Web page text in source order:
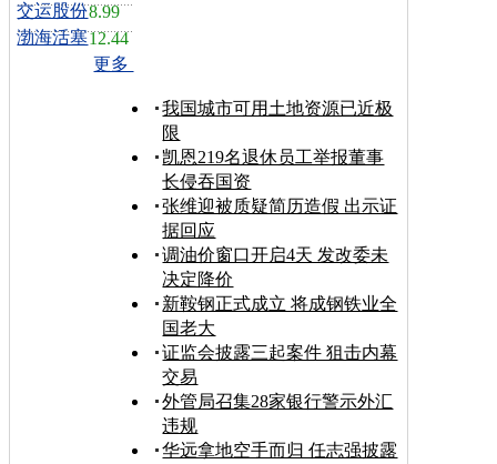
交运股份8.99
渤海活塞12.44
更多
我国城市可用土地资源已近极
限
凯恩219名退休员工举报董事
长侵吞国资
张维迎被质疑简历造假 出示证
据回应
调油价窗口开启4天 发改委未
决定降价
新鞍钢正式成立 将成钢铁业全
国老大
证监会披露三起案件 狙击内幕
交易
外管局召集28家银行警示外汇
违规
华远拿地空手而归 任志强披露